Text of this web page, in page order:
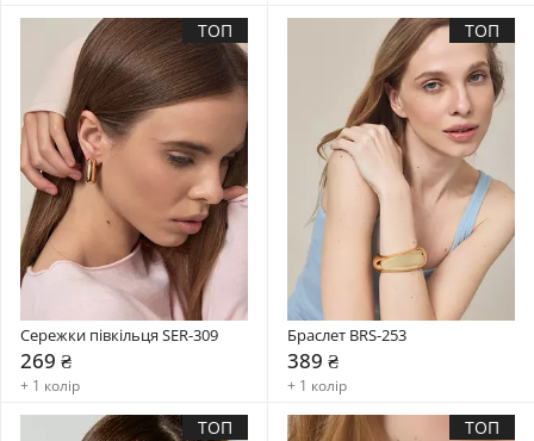
ТОП
Сережки півкільця SER-309
269 ₴
+ 1 колір
ТОП
Браслет BRS-253
389 ₴
+ 1 колір
ТОП ТОП